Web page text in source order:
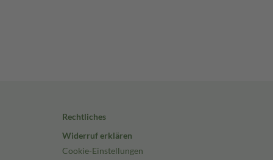
Rechtliches
Widerruf erklären
Cookie-Einstellungen